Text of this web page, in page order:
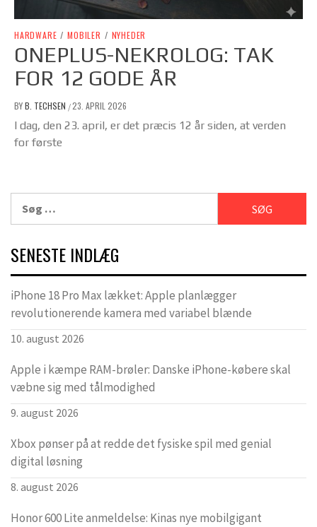
HARDWARE / MOBILER / NYHEDER
ONEPLUS-NEKROLOG: TAK
FOR 12 GODE ÅR
BYB. TECHSEN /23. APRIL 2026
I dag, den 23. april, er det præcis 12 år siden, at verden
for første
efter:
SENESTE INDLÆG
iPhone 18 Pro Max lækket: Apple planlægger
revolutionerende kamera med variabel blænde
10. august 2026
Apple i kæmpe RAM-brøler: Danske iPhone-købere skal
væbne sig med tålmodighed
9. august 2026
Xbox pønser på at redde det fysiske spil med genial
digital løsning
8. august 2026
Honor 600 Lite anmeldelse: Kinas nye mobilgigant